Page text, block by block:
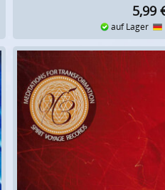
5,99
auf Lager